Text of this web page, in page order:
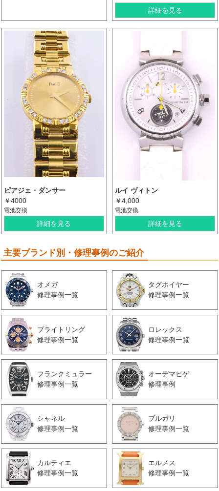
詳細を見る
ピアジェ・ダンサー
￥4000
電池交換
詳細を見る
ルイ ヴィトン
￥4,000
電池交換
詳細を見る
主要ブランド別・修理事例のご紹介
オメガ
修理事例一覧
タグホイヤー
修理事例一覧
ブライトリング
修理事例一覧
ロレックス
修理事例一覧
フランクミュラー
修理事例一覧
オーデマピゲ
修理事例
シャネル
修理事例一覧
ブルガリ
修理事例一覧
カルティエ
修理事例一覧
エルメス
修理事例一覧